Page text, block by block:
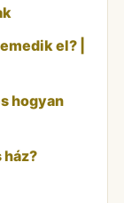
el? |
hogyan